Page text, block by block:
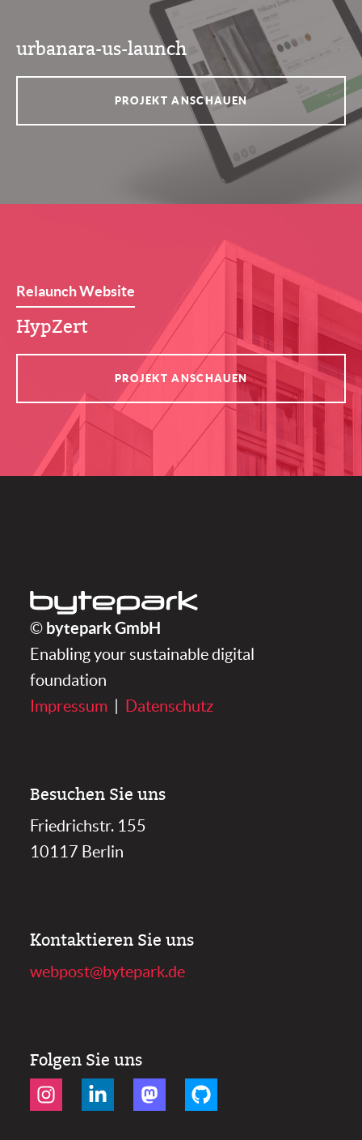
urbanara-us-launch
PROJEKT ANSCHAUEN
Relaunch Website
HypZert
PROJEKT ANSCHAUEN
© bytepark GmbH
Enabling your sustainable digital
foundation
Impressum
Datenschutz
Besuchen Sie uns
Friedrichstr. 155
10117 Berlin
Kontaktieren Sie uns
webpost@bytepark.de
Folgen Sie uns